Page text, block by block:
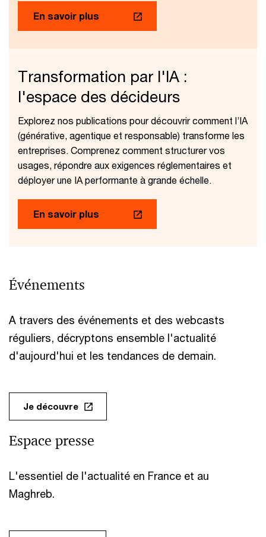
En savoir plus
Transformation par l'IA :
l'espace des décideurs
Explorez nos publications pour découvrir comment l’IA
(générative, agentique et responsable) transforme les
entreprises. Comprenez comment structurer vos
usages, répondre aux exigences réglementaires et
déployer une IA performante à grande échelle.
En savoir plus
Événements
A travers des événements et des webcasts
réguliers, décryptons ensemble l'actualité
d'aujourd'hui et les tendances de demain.
Je découvre
Espace presse
L'essentiel de l'actualité en France et au
Maghreb.